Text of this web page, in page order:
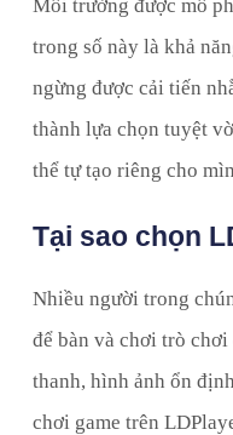
Môi trường được mô
trong số này là khả
ngừng được cải tiến
thành lựa chọn tuyệt
thể tự tạo riêng cho
Tại sao chọn
Nhiều người trong
để bàn và chơi trò
thanh, hình ảnh ổn
chơi game trên